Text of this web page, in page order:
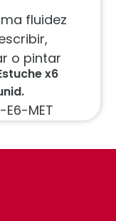
fluidez
o pintar
x6
E6-MET